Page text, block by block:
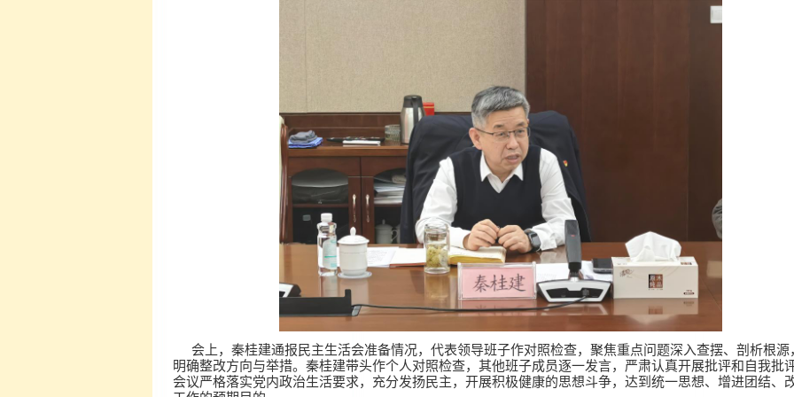
会上，秦桂建通报民主生活会准备情况，代表领导班子作对照检查，聚焦重点问题深入查摆、剖析根源
明确整改方向与举措。秦桂建带头作个人对照检查，其他班子成员逐一发言，严肃认真开展批评和自我批评
会议严格落实党内政治生活要求，充分发扬民主，开展积极健康的思想斗争，达到统一思想、增进团结、